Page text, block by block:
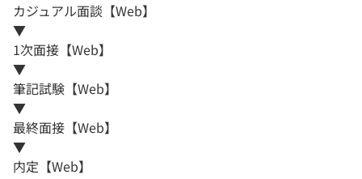
カジュアル面談【Web】
▼
1次面接【Web】
▼
筆記試験【Web】
▼
最終面接【Web】
▼
内定【Web】